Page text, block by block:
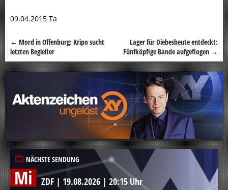
09.04.2015 Ta
Beitragsnavigation
← Mord in Offenburg: Kripo sucht
letzten Begleiter
Lager für Diebesbeute entdeckt:
Fünfköpfige Bande aufgeflogen →
NÄCHSTE SENDUNG
Mi ZDF | 19.08.2026 | 20:15 Uhr